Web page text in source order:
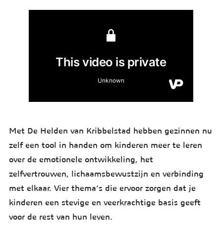
Met De Helden van Kribbelstad hebben gezinnen nu
zelf een tool in handen om kinderen meer te leren
over de emotionele ontwikkeling, het
zelfvertrouwen, lichaamsbewustzijn en verbinding
met elkaar. Vier thema’s die ervoor zorgen dat je
kinderen een stevige en veerkrachtige basis geeft
voor de rest van hun leven.